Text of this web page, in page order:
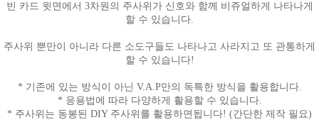
빈 카드 윗면에서 3차원의 주사위가 신호와 함께 비쥬얼하게 나타나게
할 수 있습니다.
주사위 뿐만이 아니라 다른 소도구들도 나타나고 사라지고 또 관통하게
할 수 있습니다!
* 기존에 있는 방식이 아닌 V.A.P만의 독특한 방식을 활용합니다.
* 응용법에 따라 다양하게 활용할 수 있습니다.
* 주사위는 동봉된 DIY 주사위를 활용하면됩니다! (간단한 제작 필요)